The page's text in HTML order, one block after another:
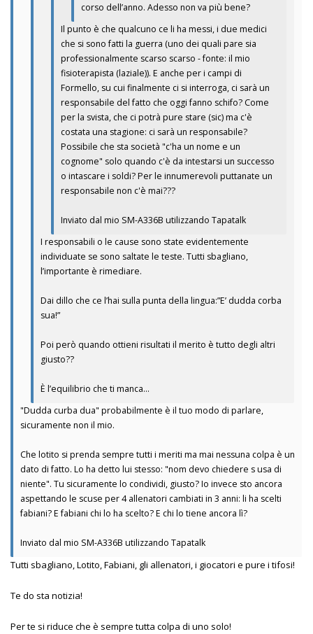
corso dell’anno. Adesso non va più bene?
Il punto è che qualcuno ce li ha messi, i due medici
che si sono fatti la guerra (uno dei quali pare sia
professionalmente scarso scarso - fonte: il mio
fisioterapista (laziale)). E anche per i campi di
Formello, su cui finalmente ci si interroga, ci sarà un
responsabile del fatto che oggi fanno schifo? Come
per la svista, che ci potrà pure stare (sic) ma c'è
costata una stagione: ci sarà un responsabile?
Possibile che sta società "c'ha un nome e un
cognome" solo quando c'è da intestarsi un successo
o intascare i soldi? Per le innumerevoli puttanate un
responsabile non c'è mai???
Inviato dal mio SM-A336B utilizzando Tapatalk
I responsabili o le cause sono state evidentemente
individuate se sono saltate le teste. Tutti sbagliano,
l’importante è rimediare.
Dai dillo che ce l’hai sulla punta della lingua:”E’ dudda corba
sua!”
Poi però quando ottieni risultati il merito è tutto degli altri
giusto??
È l’equilibrio che ti manca…
"Dudda curba dua" probabilmente è il tuo modo di parlare,
sicuramente non il mio.
Che lotito si prenda sempre tutti i meriti ma mai nessuna colpa è un
dato di fatto. Lo ha detto lui stesso: "nom devo chiedere s usa di
niente". Tu sicuramente lo condividi, giusto? Io invece sto ancora
aspettando le scuse per 4 allenatori cambiati in 3 anni: li ha scelti
fabiani? E fabiani chi lo ha scelto? E chi lo tiene ancora lì?
Inviato dal mio SM-A336B utilizzando Tapatalk
Tutti sbagliano, Lotito, Fabiani, gli allenatori, i giocatori e pure i tifosi!
Te do sta notizia!
Per te si riduce che è sempre tutta colpa di uno solo!